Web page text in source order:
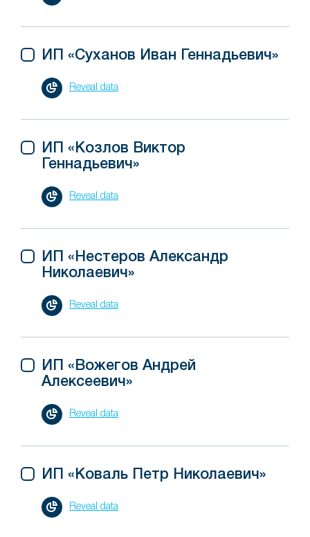
ИП «Суханов Иван Геннадьевич»
Reveal data
ИП «Козлов Виктор
Геннадьевич»
Reveal data
ИП «Нестеров Александр
Николаевич»
Reveal data
ИП «Вожегов Андрей
Алексеевич»
Reveal data
ИП «Коваль Петр Николаевич»
Reveal data